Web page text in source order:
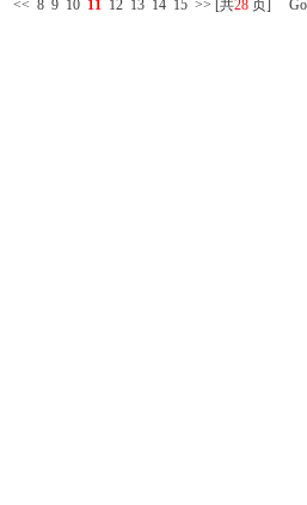
<< 8 9 10 11 12 13 14 15 >> [共28 页] Go